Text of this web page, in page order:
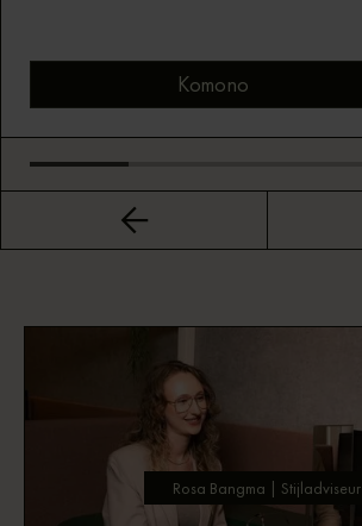
Komono
Bekijk montuur
Rosa Bangma | Stijladviseur